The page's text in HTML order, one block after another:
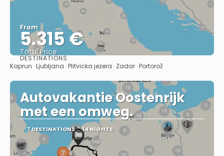
From
5.315 €
Total Price
See
DESTINATIONS
Kaprun · Ljubljana · Plitvicka jezera · Zadar · Portorož
Autovakantie Oostenrijk
met een omweg.
7 DESTINATIONS 14 NIGHTS